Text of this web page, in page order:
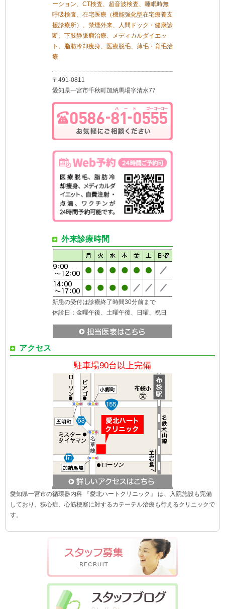
ーション、CT検査、超音波検査、睡眠時無
呼吸検査、在宅医療（機能強化型在宅療養支
援診療所）、禁煙外来、人間ドック・健康診
断、下肢静脈瘤治療、メディカルダイエッ
ト、脂肪冷却痩身、医療脱毛、薄毛・育毛治
療
〒491-0811
愛知県一宮市千秋町加納馬場字清水77
外来診療時間
新患の受付は診療終了時間30分前まで
休診日：金曜午後、土曜午後、日曜、祝日
アクセス
駐車場90台以上完備
愛知県一宮市の循環器内科 『愛北ハートクリニック』 は、入院施設も完備
しており、狭心症、心筋梗塞に対するカテーテル治療も行えるクリニックで
す。